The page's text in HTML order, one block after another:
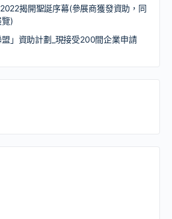
揭開聖誕序幕(參展商獲發資助，同
)
盟」資助計劃_現接受200間企業申請